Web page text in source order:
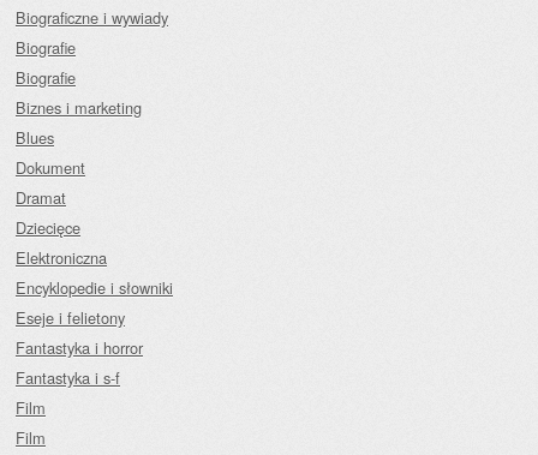
Biograficzne i wywiady
Biografie
Biografie
Biznes i marketing
Blues
Dokument
Dramat
Dziecięce
Elektroniczna
Encyklopedie i słowniki
Eseje i felietony
Fantastyka i horror
Fantastyka i s-f
Film
Film